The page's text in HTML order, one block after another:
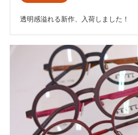
透明感溢れる新作、入荷しました！